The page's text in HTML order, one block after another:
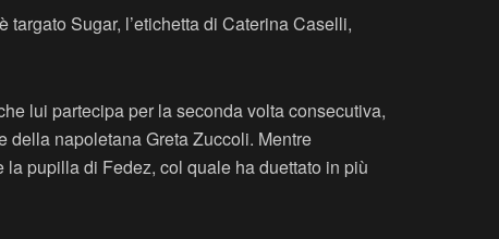
Sugar, l’etichetta di Caterina Caselli,
lui partecipa per la seconda volta consecutiva,
della napoletana Greta Zuccoli. Mentre
pupilla di Fedez, col quale ha duettato in più